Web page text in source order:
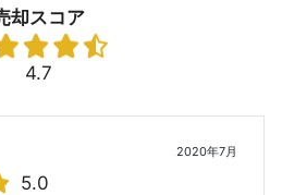
却スコア
4.7
2020年7月
5.0